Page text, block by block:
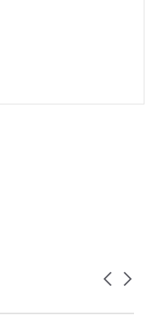
Carousel